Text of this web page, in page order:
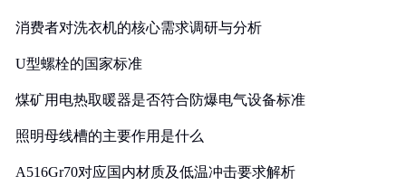
消费者对洗衣机的核心需求调研与分析
U型螺栓的国家标准
煤矿用电热取暖器是否符合防爆电气设备标准
照明母线槽的主要作用是什么
A516Gr70对应国内材质及低温冲击要求解析